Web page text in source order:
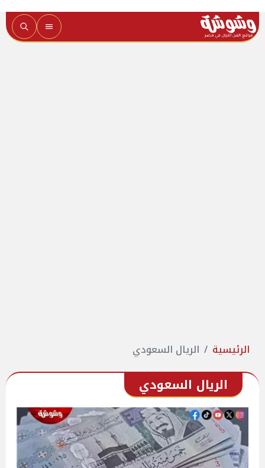
الرئيسية الريال السعودي
الريال السعودي